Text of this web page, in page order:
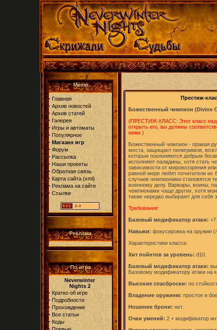
Меню
· Главная
· Архив новостей
· Архив статей
· Галерея
· Игры и автоматы
· Популярное
· Магазин игр
· Форум
· Рассылка
· Наши проекты
· Обратная связь
· Карта сайта(xml)
· Реклама на сайте
· Ссылки
Реклама
По игре
Neverwinter
Nights 2
· Кратко об игре
· Подробности
· Прохождение
· Все статьи
· Коды
Престиж-
Божественный чемпион (Divine
(ПРЕСТИЖ-КЛАСС: Этот класс
открыть его, вы должны
ниже.)
Божественный чемпион - правая
места, защищает пилигримов,
которые поклоняются добрым
исполняют паладины, хотя стать
зависимости от мировоззрения
равной мере любят почитатели их
случаев чемпионами становятся
военному делу. Варвары, воины,
чемпионами чаще других, хотя
также нередко выбирают для себя
Требования:
Базовый модификатор атаки: +7.
Навыки: фокусировка на оружии
Характеристики класса:
Хит пойнтов за уровень: d10.
Базовый модификатор атаки:
Базовому модификатору атаки на
Высокие спасброски: по
Владение оружием: простое и
Ношение брони: нет.
Очки умений: 2 + модификатор